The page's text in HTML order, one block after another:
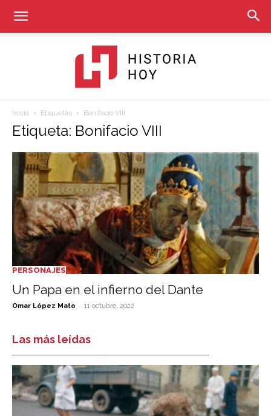
Hoy
Inicio Etiquetas Bonifacio VIII
Etiqueta: Bonifacio VIII
PERSONAJES
Un Papa en el infierno del Dante
Omar López Mato - 11 octubre, 2022
Las más leídas